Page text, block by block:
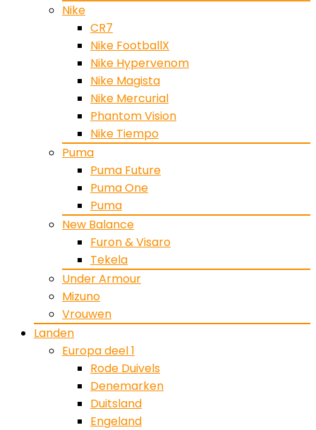
Nike
CR7
Nike FootballX
Nike Hypervenom
Nike Magista
Nike Mercurial
Phantom Vision
Nike Tiempo
Puma
Puma Future
Puma One
Puma
New Balance
Furon & Visaro
Tekela
Under Armour
Mizuno
Vrouwen
Landen
Europa deel 1
Rode Duivels
Denemarken
Duitsland
Engeland